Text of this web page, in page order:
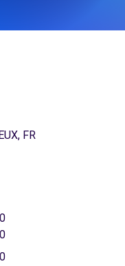
FR